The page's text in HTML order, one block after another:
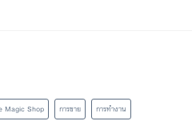
Magic Shop การขาย
การทำงาน